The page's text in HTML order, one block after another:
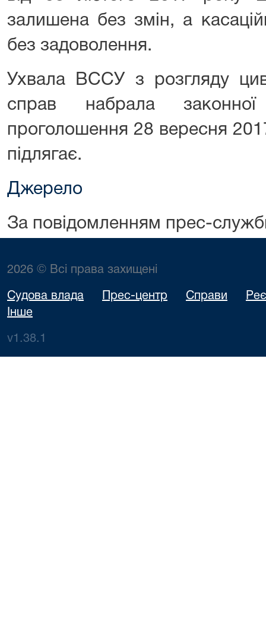
залишена без змін, а
без задоволення.
Ухвала ВССУ з розгляду
справ набрала
проголошення 28 вересня
підлягає.
Джерело
За повідомленням прес-
2026 © Всі права захищені
Судова влада Прес-центр Справи
Інше
v1.38.1